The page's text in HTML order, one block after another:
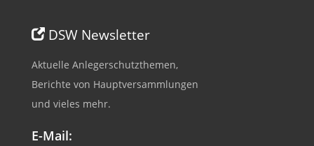
DSW Newsletter
Aktuelle Anlegerschutzthemen,
Berichte von Hauptversammlungen
und vieles mehr.
E-Mail: